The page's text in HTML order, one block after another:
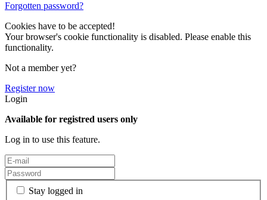
Forgotten password?
Cookies have to be accepted!
Your browser's cookie functionality is disabled. Please enable this
functionality.
Not a member yet?
Register now
Login
Available for registred users only
Log in to use this feature.
Stay logged in